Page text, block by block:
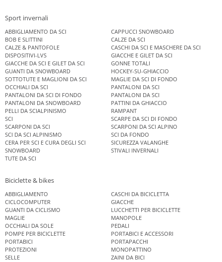
Sport invernali
ABBIGLIAMENTO DA SCI
CAPPUCCI SNOWBOARD
BOB E SLITTINI
CALZE DA SCI
CALZE & PANTOFOLE
CASCHI DA SCI E MASCHERE DA SCI
DISPOSITIVI-LVS
GIACCHE E GILET DA SCI
GIACCHE DA SCI E GILET DA SCI
GONNE TOTALI
GUANTI DA SNOWBOARD
HOCKEY-SU-GHIACCIO
SOTTOTUTE E MAGLIONI DA SCI
MAGLIE DA SCI DI FONDO
OCCHIALI DA SCI
PANTALONI DA SCI
PANTALONI DA SCI DI FONDO
PANTALONI DA SCI
PANTALONI DA SNOWBOARD
PATTINI DA GHIACCIO
PELLI DA SCIALPINISMO
RAMPANT
SCI
SCARPE DA SCI DI FONDO
SCARPONI DA SCI
SCARPONI DA SCI ALPINO
SCI DA SCI ALPINISMO
SCI DA FONDO
CERA PER SCI E CURA DEGLI SCI
SICUREZZA VALANGHE
SNOWBOARD
STIVALI INVERNALI
TUTE DA SCI
Biciclette & bikes
ABBIGLIAMENTO
CASCHI DA BICICLETTA
CICLOCOMPUTER
GIACCHE
GUANTI DA CICLISMO
LUCCHETTI PER BICICLETTE
MAGLIE
MANOPOLE
OCCHIALI DA SOLE
PEDALI
POMPE PER BICICLETTE
PORTABICI E ACCESSORI
PORTABICI
PORTAPACCHI
PROTEZIONI
MONOPATTINO
SELLE
ZAINI DA BICI